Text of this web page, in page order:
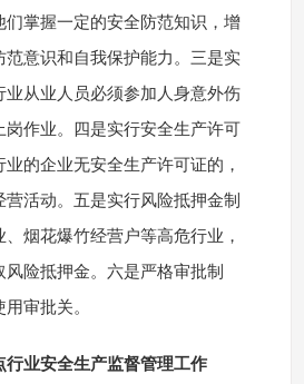
们掌握一定的安全防范知识，增
范意识和自我保护能力。三是实
业从业人员必须参加人身意外伤
岗作业。四是实行安全生产许可
的企业无安全生产许可证的，
活动。五是实行风险抵押金制
烟花爆竹经营户等高危行业，
险抵押金。六是严格审批制
审批关。
行业安全生产监督管理工作